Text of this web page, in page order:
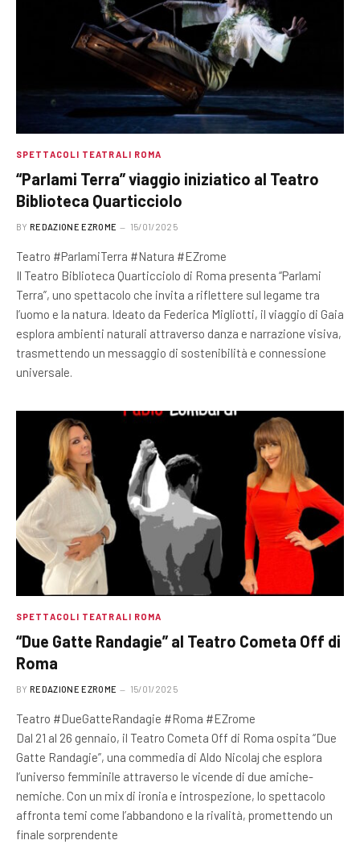
SPETTACOLI TEATRALI ROMA
“Parlami Terra” viaggio iniziatico al Teatro
Biblioteca Quarticciolo
BY REDAZIONE EZROME 15/01/2025
Teatro #ParlamiTerra #Natura #EZrome
Il Teatro Biblioteca Quarticciolo di Roma presenta “Parlami
Terra”, uno spettacolo che invita a riflettere sul legame tra
l’uomo e la natura. Ideato da Federica Migliotti, il viaggio di Gaia
esplora ambienti naturali attraverso danza e narrazione visiva,
trasmettendo un messaggio di sostenibilità e connessione
universale.
SPETTACOLI TEATRALI ROMA
“Due Gatte Randagie” al Teatro Cometa Off di
Roma
BY REDAZIONE EZROME 15/01/2025
Teatro #DueGatteRandagie #Roma #EZrome
Dal 21 al 26 gennaio, il Teatro Cometa Off di Roma ospita “Due
Gatte Randagie”, una commedia di Aldo Nicolaj che esplora
l’universo femminile attraverso le vicende di due amiche-
nemiche. Con un mix di ironia e introspezione, lo spettacolo
affronta temi come l’abbandono e la rivalità, promettendo un
finale sorprendente